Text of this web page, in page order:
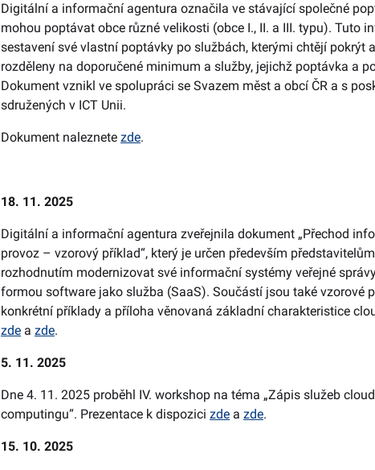
Digitální a informační agentura označila ve stávající společné
mohou poptávat obce různé velikosti (obce I., II. a III. typu). Tuto
sestavení své vlastní poptávky po službách, kterými chtějí pokrýt
rozděleny na doporučené minimum a služby, jejichž poptávka a
Dokument vznikl ve spolupráci se Svazem měst a obcí ČR a s
sdružených v ICT Unii.
Dokument naleznete zde.
18. 11. 2025
Digitální a informační agentura zveřejnila dokument „Přechod
provoz – vzorový příklad“, který je určen především
rozhodnutím modernizovat své informační systémy veřejné
formou software jako služba (SaaS). Součástí jsou také vzorové
konkrétní příklady a příloha věnovaná základní charakteristice
zde a zde.
5. 11. 2025
Dne 4. 11. 2025 proběhl IV. workshop na téma „Zápis služeb
computingu“. Prezentace k dispozici zde a zde.
15. 10. 2025